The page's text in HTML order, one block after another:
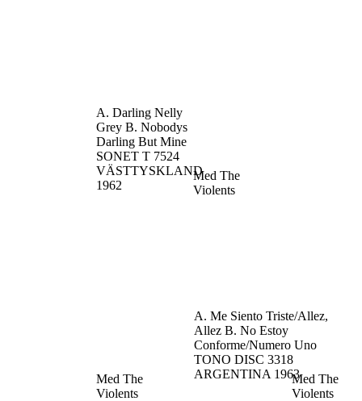
A. Me Siento Triste/Allez,
Allez B. No Estoy
Conforme/Numero Uno
TONO DISC 3318
ARGENTINA 1963
A. Darling Nelly
Grey B. Nobodys
Darling But Mine
SONET T 7524
VÄSTTYSKLAND
1962
Med The
Violents
Med The
Violents
Med The
Violents